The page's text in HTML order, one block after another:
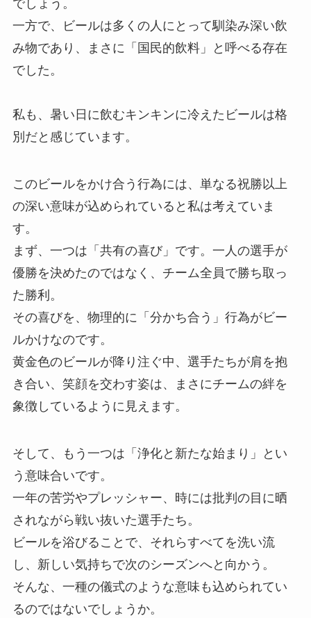
でしょう。
一方で、ビールは多くの人にとって馴染み深い飲
み物であり、まさに「国民的飲料」と呼べる存在
でした。
私も、暑い日に飲むキンキンに冷えたビールは格
別だと感じています。
このビールをかけ合う行為には、単なる祝勝以上
の深い意味が込められていると私は考えていま
す。
まず、一つは「共有の喜び」です。一人の選手が
優勝を決めたのではなく、チーム全員で勝ち取っ
た勝利。
その喜びを、物理的に「分かち合う」行為がビー
ルかけなのです。
黄金色のビールが降り注ぐ中、選手たちが肩を抱
き合い、笑顔を交わす姿は、まさにチームの絆を
象徴しているように見えます。
そして、もう一つは「浄化と新たな始まり」とい
う意味合いです。
一年の苦労やプレッシャー、時には批判の目に晒
されながら戦い抜いた選手たち。
ビールを浴びることで、それらすべてを洗い流
し、新しい気持ちで次のシーズンへと向かう。
そんな、一種の儀式のような意味も込められてい
るのではないでしょうか。